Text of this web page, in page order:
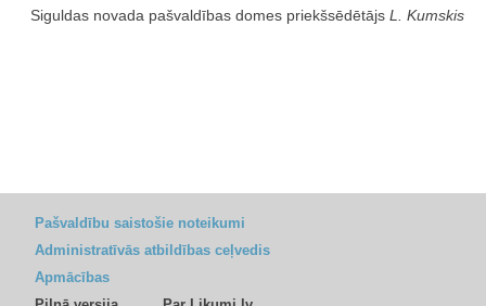
Siguldas novada pašvaldības domes priekšsēdētājs L. Kumskis
Pašvaldību saistošie noteikumi
Administratīvās atbildības ceļvedis
Apmācības